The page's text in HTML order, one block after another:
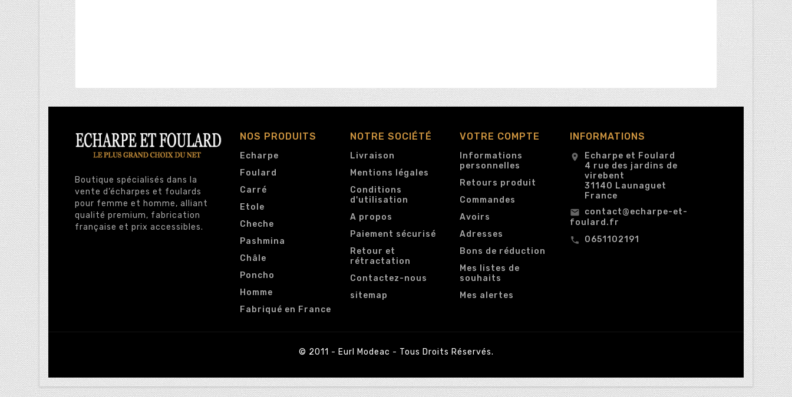
Boutique spécialisés dans la
vente d’écharpes et foulards
pour femme et homme, alliant
qualité premium, fabrication
française et prix accessibles.
NOS PRODUITS
Echarpe
Foulard
Carré
Etole
Cheche
Pashmina
Châle
Poncho
Homme
Fabriqué en France
NOTRE SOCIÉTÉ
Livraison
Mentions légales
Conditions
d'utilisation
A propos
Paiement sécurisé
Retour et
rétractation
Contactez-nous
sitemap
VOTRE COMPTE
Informations
personnelles
Retours produit
Commandes
Avoirs
Adresses
Bons de réduction
Mes listes de
souhaits
Mes alertes
INFORMATIONS
location_on
Echarpe et Foulard
4 rue des jardins de
virebent
31140 Launaguet
France
email contact@echarpe-et-
foulard.fr
call
0651102191
© 2011 - Eurl Modeac - Tous Droits Réservés.